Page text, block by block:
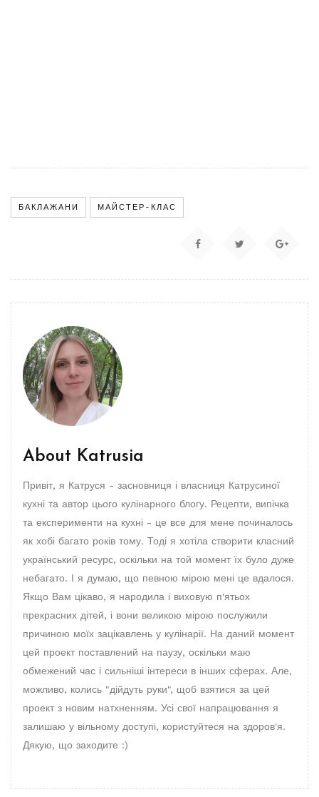
БАКЛАЖАНИ МАЙСТЕР-КЛАС
About Katrusia
Привіт, я Катруся - засновниця і власниця Катрусиної
кухні та автор цього кулінарного блогу. Рецепти, випічка
та експерименти на кухні - це все для мене починалось
як хобі багато років тому. Тоді я хотіла створити класний
український ресурс, оскільки на той момент їх було дуже
небагато. І я думаю, що певною мірою мені це вдалося.
Якщо Вам цікаво, я народила і виховую п'ятьох
прекрасних дітей, і вони великою мірою послужили
причиною моїх зацікавлень у кулінарії. На даний момент
цей проект поставлений на паузу, оскільки маю
обмежений час і сильніші інтереси в інших сферах. Але,
можливо, колись "дійдуть руки", щоб взятися за цей
проект з новим натхненням. Усі свої напрацювання я
залишаю у вільному доступі, користуйтеся на здоров'я.
Дякую, що заходите :)